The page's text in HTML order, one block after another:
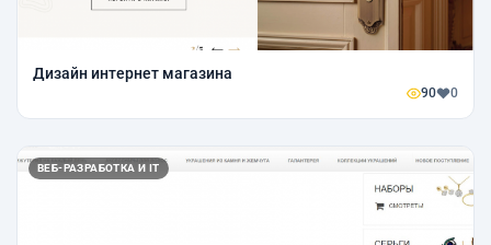
Дизайн интернет магазина
90 0
ВЕБ-РАЗРАБОТКА И IT